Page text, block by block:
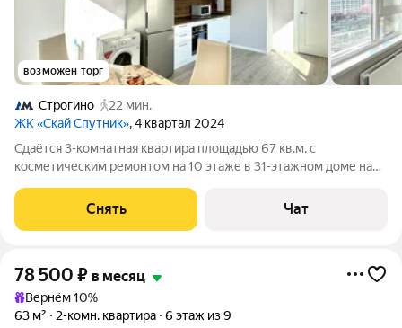
возможен торг
Строгино
22 мин.
ЖК «Скай Спутник», 4 квартал 2024
Сдаётся 3-комнатная квартира площадью 67 кв.м. с
косметическим ремонтом на 10 этаже в 31-этажном доме на
Микроволновка Дом -
Снять Чат
78 500 ₽ в месяц
Вернём 10%
63 м²
2-комн. квартира 6 этаж из 9